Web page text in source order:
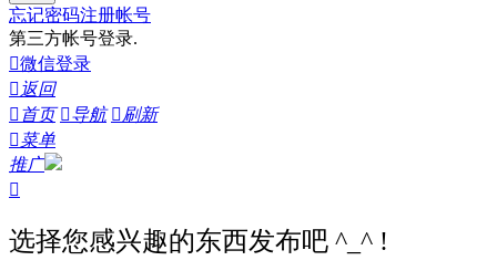
忘记密码注册帐号
第三方帐号登录.
微信登录
 返回
 首页 导航 刷新
菜单
推广

选择您感兴趣的东西发布吧 ^_^ !